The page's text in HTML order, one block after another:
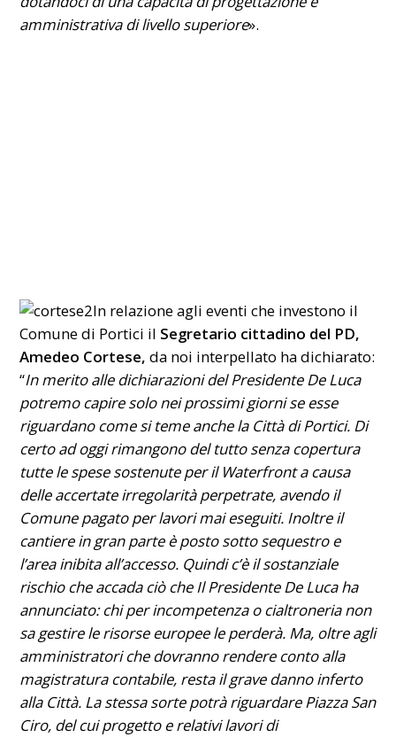
amministrativa di livello superiore».
In relazione agli eventi che investono il
Comune di Portici il Segretario cittadino del PD,
Amedeo Cortese, da noi interpellato ha dichiarato:
“In merito alle dichiarazioni del Presidente De Luca
potremo capire solo nei prossimi giorni se esse
riguardano come si teme anche la Città di Portici. Di
certo ad oggi rimangono del tutto senza copertura
tutte le spese sostenute per il Waterfront a causa
delle accertate irregolarità perpetrate, avendo il
Comune pagato per lavori mai eseguiti. Inoltre il
cantiere in gran parte è posto sotto sequestro e
l’area inibita all’accesso. Quindi c’è il sostanziale
rischio che accada ciò che Il Presidente De Luca ha
annunciato: chi per incompetenza o cialtroneria non
sa gestire le risorse europee le perderà. Ma, oltre agli
amministratori che dovranno rendere conto alla
magistratura contabile, resta il grave danno inferto
alla Città. La stessa sorte potrà riguardare Piazza San
Ciro, del cui progetto e relativi lavori di